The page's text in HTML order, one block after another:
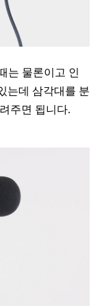
는 물론이고 인
는데 삼각대를 분
주면 됩니다.